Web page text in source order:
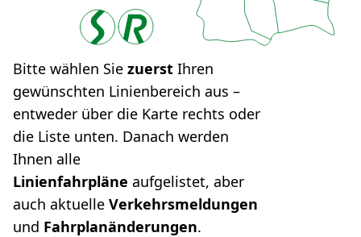
Bitte wählen Sie zuerst Ihren
gewünschten Linienbereich aus –
entweder über die Karte rechts oder
die Liste unten. Danach werden
Ihnen alle
Linienfahrpläne aufgelistet, aber
auch aktuelle Verkehrsmeldungen
und Fahrplanänderungen.